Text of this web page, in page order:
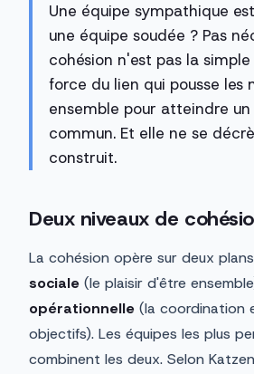
Une équipe sympathique
une équipe soudée ? Pas
cohésion n'est pas la
force du lien qui pousse les
ensemble pour atteindre
commun. Et elle ne se
construit.
Deux niveaux de
La cohésion opère sur deux
sociale (le plaisir d'être
opérationnelle (la coordination
objectifs). Les équipes les plus
combinent les deux. Selon